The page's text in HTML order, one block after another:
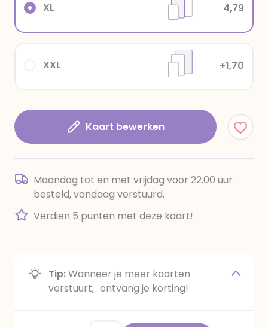
XXL +1,70
XL 4,79
Kaart bewerken
Maandag tot en met vrijdag voor 22.00 uur
besteld, vandaag verstuurd.
Verdien 5 punten met deze kaart!
Tip:Wanneer je meer kaarten
verstuurt, ontvang je korting!